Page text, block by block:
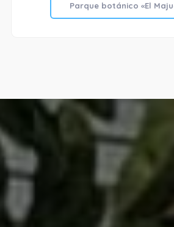
Parque botánico «El